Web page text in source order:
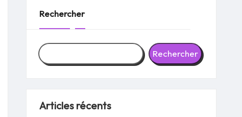
Rechercher
Rechercher
Articles récents